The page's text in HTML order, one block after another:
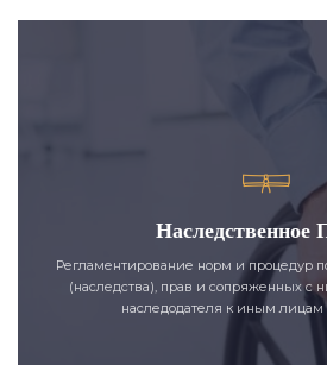
Наследственное
Регламентирование норм и процедур
(наследства), прав и сопряженных с
наследодателя к иным лицам